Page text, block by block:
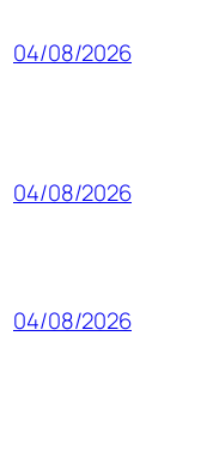
04/08/2026
04/08/2026
04/08/2026